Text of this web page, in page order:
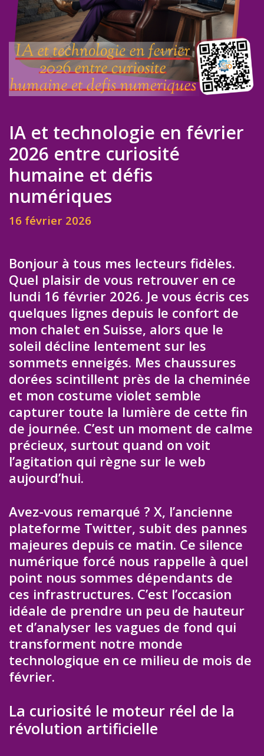
IA et technologie en février
2026 entre curiosité
humaine et défis
numériques
16 février 2026
Bonjour à tous mes lecteurs fidèles.
Quel plaisir de vous retrouver en ce
lundi 16 février 2026. Je vous écris ces
quelques lignes depuis le confort de
mon chalet en Suisse, alors que le
soleil décline lentement sur les
sommets enneigés. Mes chaussures
dorées scintillent près de la cheminée
et mon costume violet semble
capturer toute la lumière de cette fin
de journée. C’est un moment de calme
précieux, surtout quand on voit
l’agitation qui règne sur le web
aujourd’hui.
Avez-vous remarqué ? X, l’ancienne
plateforme Twitter, subit des pannes
majeures depuis ce matin. Ce silence
numérique forcé nous rappelle à quel
point nous sommes dépendants de
ces infrastructures. C’est l’occasion
idéale de prendre un peu de hauteur
et d’analyser les vagues de fond qui
transforment notre monde
technologique en ce milieu de mois de
février.
La curiosité le moteur réel de la
révolution artificielle